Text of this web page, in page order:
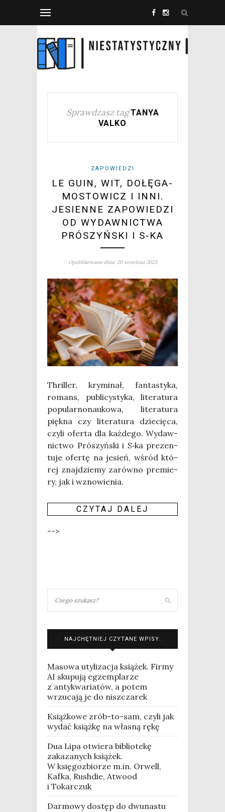
Sprawdzasz tag TANYA
VALKO
ZAPOWIEDZI
LE GUIN, WIT, DOŁĘGA-
MOSTOWICZ I INNI.
JESIENNE ZAPOWIEDZI
OD WYDAWNICTWA
PRÓSZYŃSKI I S‑KA
Opublikowano dnia: 20 września 2023
Thril­ler, kry­mi­nał, fan­ta­sty­ka,
romans, publi­cy­sty­ka, lite­ra­tu­ra
popu­lar­no­nau­ko­wa, lite­ra­tu­ra
pięk­na czy lite­ra­tu­ra dzie­cię­ca,
czy­li ofer­ta dla każ­de­go. Wydaw­
nic­two Pró­szyń­ski i S‑ka pre­zen­
tu­je ofer­tę na jesień, wśród któ­
rej znaj­dzie­my zarów­no pre­mie­
ry, jak i wzno­wie­nia.
CZY­TAJ DALEJ
-->
NAJCHĘTNIEJ CZYTANE WPISY:
Masowa utylizacja książek. Firmy
AI skupują egzemplarze
z antykwariatów, a potem
wrzucają je do niszczarek
Książkowe zrób-to-sam, czyli jak
wydać książkę na własną rękę
Dua Lipa otwiera bibliotekę
zakazanych książek.
W księgozbiorze m.in. Orwell,
Kafka, Rushdie, Atwood
i Tokarczuk
Darmowy dostęp do dwunastu